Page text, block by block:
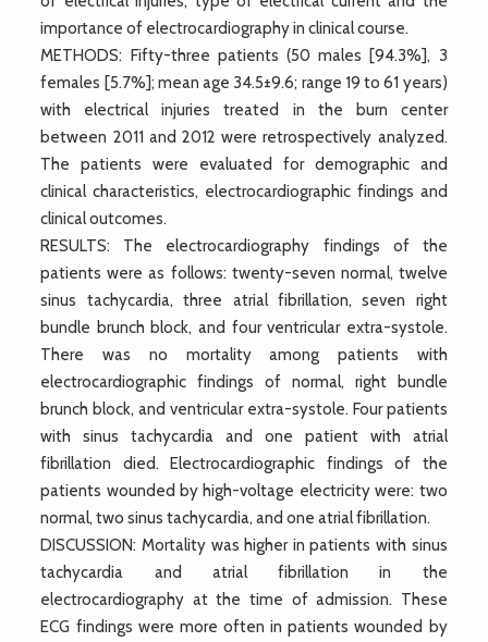
importance of electrocardiography in clinical course.
METHODS: Fifty-three patients (50 males [94.3%], 3
females [5.7%]; mean age 34.5±9.6; range 19 to 61 years)
with electrical injuries treated in the burn center
between 2011 and 2012 were retrospectively analyzed.
The patients were evaluated for demographic and
clinical characteristics, electrocardiographic findings and
clinical outcomes.
RESULTS: The electrocardiography findings of the
patients were as follows: twenty-seven normal, twelve
sinus tachycardia, three atrial fibrillation, seven right
bundle brunch block, and four ventricular extra-systole.
There was no mortality among patients with
electrocardiographic findings of normal, right bundle
brunch block, and ventricular extra-systole. Four patients
with sinus tachycardia and one patient with atrial
fibrillation died. Electrocardiographic findings of the
patients wounded by high-voltage electricity were: two
normal, two sinus tachycardia, and one atrial fibrillation.
DISCUSSION: Mortality was higher in patients with sinus
tachycardia and atrial fibrillation in the
electrocardiography at the time of admission. These
ECG findings were more often in patients wounded by